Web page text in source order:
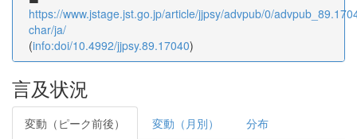
https://www.jstage.jst.go.jp/article/jjpsy/advpub/0/
char/ja/
(info:doi/10.4992/jjpsy.89.17040)
言及状況
変動（ピーク前後） 変動（月別） 分布